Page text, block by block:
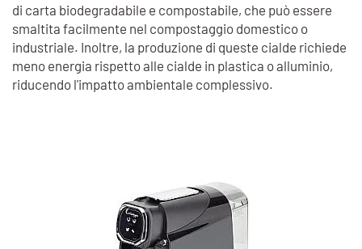
di carta biodegradabile e compostabile, che può essere
smaltita facilmente nel compostaggio domestico o
industriale. Inoltre, la produzione di queste cialde richiede
meno energia rispetto alle cialde in plastica o alluminio,
riducendo l'impatto ambientale complessivo.